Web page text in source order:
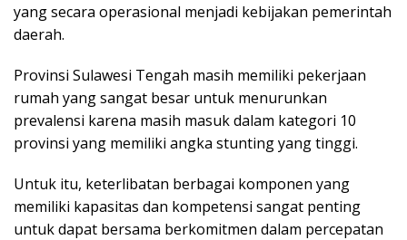
yang secara operasional menjadi kebijakan pemerintah
daerah.
Provinsi Sulawesi Tengah masih memiliki pekerjaan
rumah yang sangat besar untuk menurunkan
prevalensi karena masih masuk dalam kategori 10
provinsi yang memiliki angka stunting yang tinggi.
Untuk itu, keterlibatan berbagai komponen yang
memiliki kapasitas dan kompetensi sangat penting
untuk dapat bersama berkomitmen dalam percepatan